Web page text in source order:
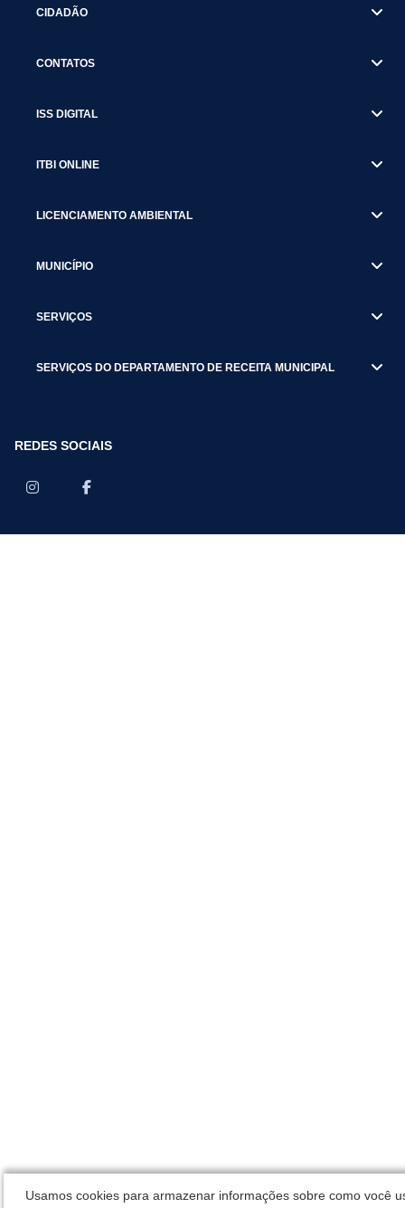
CIDADÃO
CONTATOS
ISS DIGITAL
ITBI ONLINE
LICENCIAMENTO AMBIENTAL
MUNICÍPIO
SERVIÇOS
SERVIÇOS DO DEPARTAMENTO DE RECEITA MUNICIPAL
REDES SOCIAIS
Usamos cookies para armazenar informações sobre como você